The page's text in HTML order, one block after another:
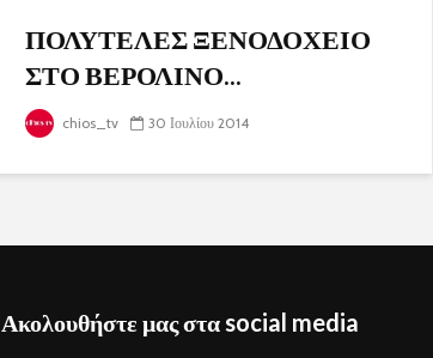
ΠΟΛΥΤΕΛΕΣ ΞΕΝΟΔΟΧΕΙΟ
ΣΤΟ ΒΕΡΟΛΙΝΟ...
chios_tv 30 Ιουλίου 2014
Ακολουθήστε μας στα social media